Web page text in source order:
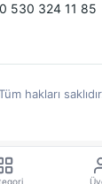
530 324 11 85
hakları